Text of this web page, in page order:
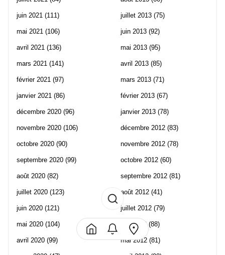
juin 2021 (111)
mai 2021 (106)
avril 2021 (136)
mars 2021 (141)
février 2021 (97)
janvier 2021 (86)
décembre 2020 (96)
novembre 2020 (106)
octobre 2020 (90)
septembre 2020 (99)
août 2020 (82)
juillet 2020 (123)
juin 2020 (121)
mai 2020 (104)
avril 2020 (99)
juillet 2013 (75)
juin 2013 (92)
mai 2013 (95)
avril 2013 (85)
mars 2013 (71)
février 2013 (67)
janvier 2013 (78)
décembre 2012 (83)
novembre 2012 (78)
octobre 2012 (60)
septembre 2012 (81)
août 2012 (41)
juillet 2012 (79)
juin 2012(88)
mai 2012 (81)